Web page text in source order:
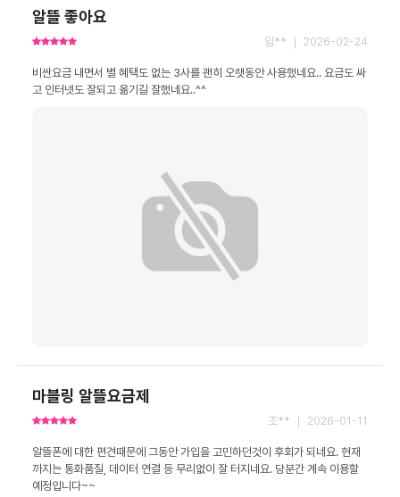
알뜰 좋아요
임** ｜ 2026-02-24
비싼요금 내면서 별 혜택도 없는 3사를 괜히 오랫동안 사용했네요.. 요금도 싸
고 인터넷도 잘되고 옮기길 잘했네요..^^
마블링 알뜰요금제
조** ｜ 2026-01-11
알뜰폰에 대한 편견때문에 그동안 가입을 고민하던것이 후회가 되네요. 현재
까지는 통화품질, 데이터 연결 등 무리없이 잘 터지네요. 당분간 계속 이용할
예정입니다~~